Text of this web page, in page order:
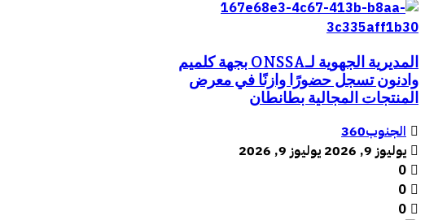
المديرية الجهوية لـONSSA بجهة كلميم
وادنون تسجل حضورًا وازنًا في معرض
المنتجات المجالية بطانطان
الجنوب360
يوليوز 9, 2026
يوليوز 9, 2026
0
0
0